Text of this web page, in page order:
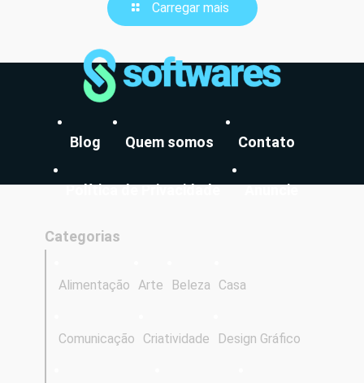
Carregar mais
Blog Quem somos Contato
Política de Privacidade Anuncie
Categorias
Alimentação Arte Beleza Casa
Comunicação Criatividade Design Gráfico